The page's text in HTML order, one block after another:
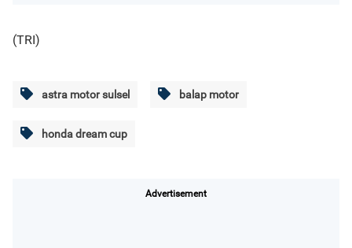
(TRI)
astra motor sulsel balap motor
honda dream cup
Advertisement